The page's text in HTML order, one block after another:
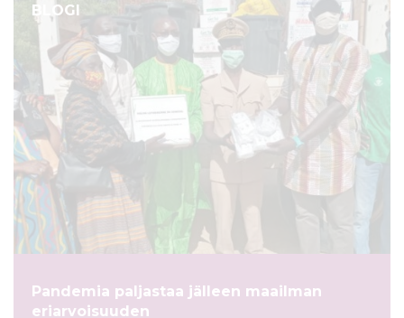
BLOGI
Pandemia paljastaa jälleen maailman
eriarvoisuuden